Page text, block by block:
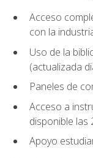
Acceso
con la
Uso de la
(actualizada
Paneles de
Acceso a
disponible las
Apoyo